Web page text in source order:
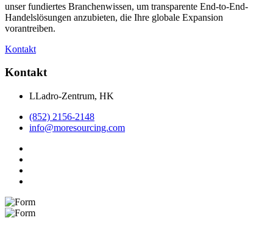
unser fundiertes Branchenwissen, um transparente End-to-End-
Handelslösungen anzubieten, die Ihre globale Expansion
vorantreiben.
Kontakt
Kontakt
LLadro-Zentrum, HK
(852) 2156-2148
info@moresourcing.com